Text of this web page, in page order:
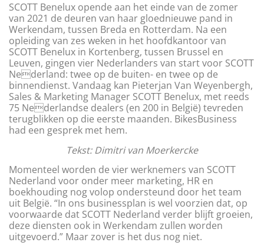
SCOTT Benelux opende aan het einde van de zomer
van 2021 de deuren van haar gloednieuwe pand in
Werkendam, tussen Breda en Rotterdam. Na een
opleiding van zes weken in het hoofdkantoor van
SCOTT Benelux in Kortenberg, tussen Brussel en
Leuven, gingen vier Nederlanders van start voor SCOTT
Nederland: twee op de buiten- en twee op de
binnendienst. Vandaag kan Pieterjan Van Weyenbergh,
Sales & Marketing Manager SCOTT Benelux, met reeds
75 Nederlandse dealers (en 200 in België) tevreden
terugblikken op die eerste maanden. BikesBusiness
had een gesprek met hem.
Tekst: Dimitri van Moerkercke
Momenteel worden de vier werknemers van SCOTT
Nederland voor onder meer marketing, HR en
boekhouding nog volop ondersteund door het team
uit België. “In ons businessplan is wel voorzien dat, op
voorwaarde dat SCOTT Nederland verder blijft groeien,
deze diensten ook in Werkendam zullen worden
uitgevoerd.” Maar zover is het dus nog niet.